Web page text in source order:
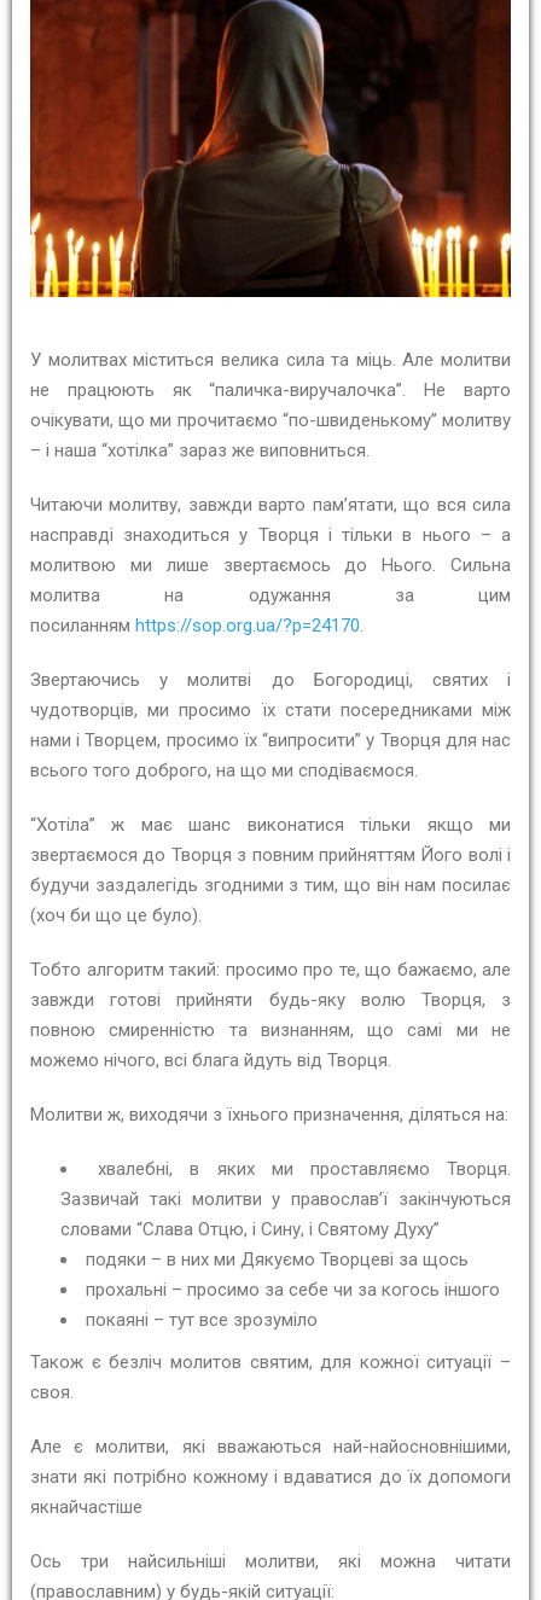
У молитвах міститься велика сила та міць. Але молитви
не працюють як “паличка-виручалочка”. Не варто
очікувати, що ми прочитаємо “по-швиденькому” молитву
– і наша “хотілка” зараз же виповниться.
Читаючи молитву, завжди варто пам’ятати, що вся сила
насправді знаходиться у Творця і тільки в нього – а
молитвою ми лише звертаємось до Нього. Сильна
молитва на одужання за цим
посиланням https://sop.org.ua/?p=24170.
Звертаючись у молитві до Богородиці, святих і
чудотворців, ми просимо їх стати посередниками між
нами і Творцем, просимо їх “випросити” у Творця для нас
всього того доброго, на що ми сподіваємося.
“Хотіла” ж має шанс виконатися тільки якщо ми
звертаємося до Творця з повним прийняттям Його волі і
будучи заздалегідь згодними з тим, що він нам посилає
(хоч би що це було).
Тобто алгоритм такий: просимо про те, що бажаємо, але
завжди готові прийняти будь-яку волю Творця, з
повною смиренністю та визнанням, що самі ми не
можемо нічого, всі блага йдуть від Творця.
Молитви ж, виходячи з їхнього призначення, діляться на:
хвалебні, в яких ми проставляємо Творця.
Зазвичай такі молитви у православ’ї закінчуються
словами “Слава Отцю, і Сину, і Святому Духу”
подяки – в них ми Дякуємо Творцеві за щось
прохальні – просимо за себе чи за когось іншого
покаяні – тут все зрозуміло
Також є безліч молитов святим, для кожної ситуації –
своя.
Але є молитви, які вважаються най-найосновнішими,
знати які потрібно кожному і вдаватися до їх допомоги
якнайчастіше
Ось три найсильніші молитви, які можна читати
(православним) у будь-якій ситуації: